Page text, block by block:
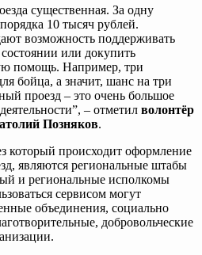
существенная. За одну
10 тысяч рублей.
возможность поддерживать
или докупить
помощь. Например, три
бойца, а значит, шанс на три
проезд – это очень большое
– отметил волонтёр
Позняков.
который происходит оформление
являются региональные штабы
и региональные исполкомы
сервисом могут
объединения, социально
добровольческие